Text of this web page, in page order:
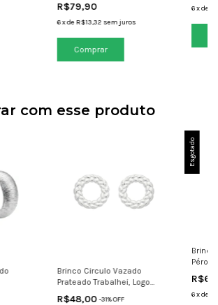
R$79,90
6xdeR$13,32 sem juros
6xde
com esse produto
Brinco Circulo Vazado
Prateado Trabalhei, Logo
Mereço
R$48,00-31% OFF
Esgotado
Brinco
6xde